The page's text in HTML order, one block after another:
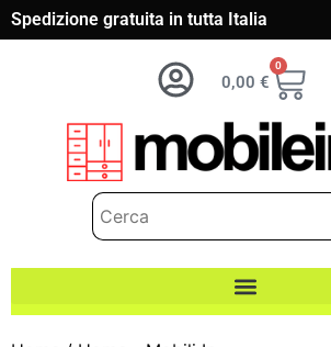
Spedizione gratuita in tutta Italia
0,00 €
0